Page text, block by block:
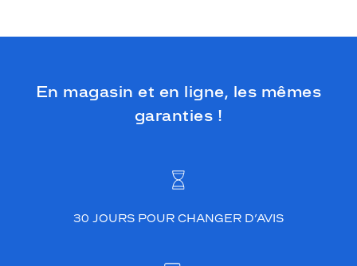
En magasin et en ligne, les mêmes
garanties !
30 JOURS POUR CHANGER D’AVIS